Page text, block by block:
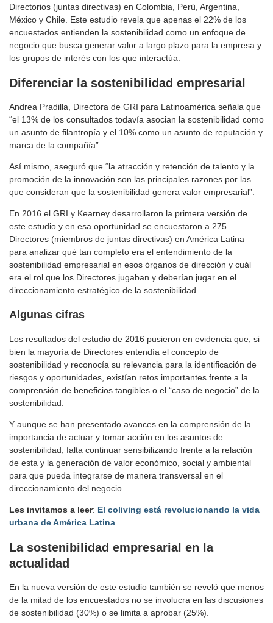
Directorios (juntas directivas) en Colombia, Perú, Argentina,
México y Chile. Este estudio revela que apenas el 22% de los
encuestados entienden la sostenibilidad como un enfoque de
negocio que busca generar valor a largo plazo para la empresa y
los grupos de interés con los que interactúa.
Diferenciar la sostenibilidad empresarial
Andrea Pradilla, Directora de GRI para Latinoamérica señala que
“el 13% de los consultados todavía asocian la sostenibilidad como
un asunto de filantropía y el 10% como un asunto de reputación y
marca de la compañía”.
Así mismo, aseguró que “la atracción y retención de talento y la
promoción de la innovación son las principales razones por las
que consideran que la sostenibilidad genera valor empresarial”.
En 2016 el GRI y Kearney desarrollaron la primera versión de
este estudio y en esa oportunidad se encuestaron a 275
Directores (miembros de juntas directivas) en América Latina
para analizar qué tan completo era el entendimiento de la
sostenibilidad empresarial en esos órganos de dirección y cuál
era el rol que los Directores jugaban y deberían jugar en el
direccionamiento estratégico de la sostenibilidad.
Algunas cifras
Los resultados del estudio de 2016 pusieron en evidencia que, si
bien la mayoría de Directores entendía el concepto de
sostenibilidad y reconocía su relevancia para la identificación de
riesgos y oportunidades, existían retos importantes frente a la
comprensión de beneficios tangibles o el “caso de negocio” de la
sostenibilidad.
Y aunque se han presentado avances en la comprensión de la
importancia de actuar y tomar acción en los asuntos de
sostenibilidad, falta continuar sensibilizando frente a la relación
de esta y la generación de valor económico, social y ambiental
para que pueda integrarse de manera transversal en el
direccionamiento del negocio.
Les invitamos a leer: El coliving está revolucionando la vida
urbana de América Latina
La sostenibilidad empresarial en la
actualidad
En la nueva versión de este estudio también se reveló que menos
de la mitad de los encuestados no se involucra en las discusiones
de sostenibilidad (30%) o se limita a aprobar (25%).